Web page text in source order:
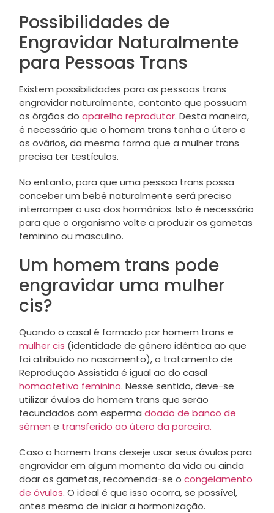
Possibilidades de
Engravidar Naturalmente
para Pessoas Trans
Existem possibilidades para as pessoas trans
engravidar naturalmente, contanto que possuam
os órgãos do aparelho reprodutor. Desta maneira,
é necessário que o homem trans tenha o útero e
os ovários, da mesma forma que a mulher trans
precisa ter testículos.
No entanto, para que uma pessoa trans possa
conceber um bebê naturalmente será preciso
interromper o uso dos hormônios. Isto é necessário
para que o organismo volte a produzir os gametas
feminino ou masculino.
Um homem trans pode
engravidar uma mulher
cis?
Quando o casal é formado por homem trans e
mulher cis (identidade de gênero idêntica ao que
foi atribuído no nascimento), o tratamento de
Reprodução Assistida é igual ao do casal
homoafetivo feminino. Nesse sentido, deve-se
utilizar óvulos do homem trans que serão
fecundados com esperma doado de banco de
sêmen e transferido ao útero da parceira.
Caso o homem trans deseje usar seus óvulos para
engravidar em algum momento da vida ou ainda
doar os gametas, recomenda-se o congelamento
de óvulos. O ideal é que isso ocorra, se possível,
antes mesmo de iniciar a hormonização.